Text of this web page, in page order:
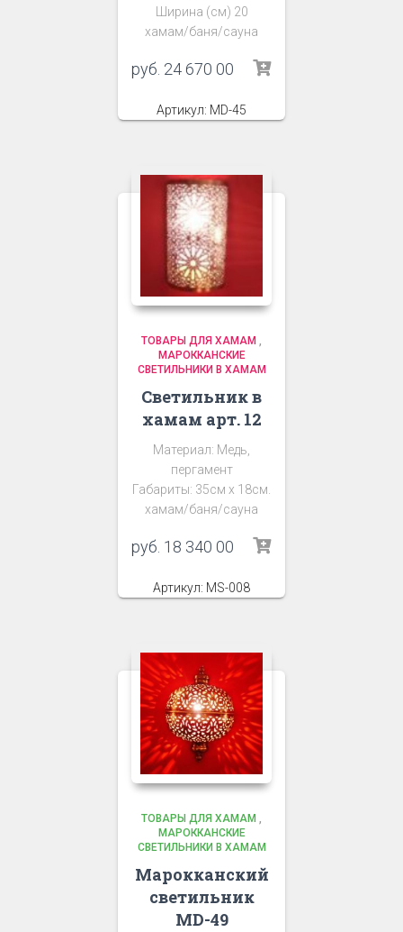
Ширина (см) 20
хамам/баня/сауна
руб. 24 670 00
Артикул: MD-45
ТОВАРЫ ДЛЯ ХАМАМ ,
МАРОККАНСКИЕ
СВЕТИЛЬНИКИ В ХАМАМ
Светильник в
хамам арт. 12
Материал: Медь,
пергамент
Габариты: 35см х 18см.
хамам/баня/сауна
руб. 18 340 00
Артикул: MS-008
ТОВАРЫ ДЛЯ ХАМАМ ,
МАРОККАНСКИЕ
СВЕТИЛЬНИКИ В ХАМАМ
Марокканский
светильник
MD-49